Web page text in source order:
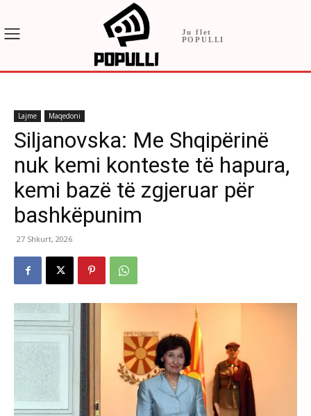
Ju flet
POPULLI
Lajme Maqedoni
Siljanovska: Me Shqipërinë
nuk kemi konteste të hapura,
kemi bazë të zgjeruar për
bashkëpunim
27 Shkurt, 2026